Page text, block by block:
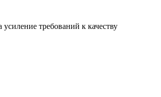
требований к качеству